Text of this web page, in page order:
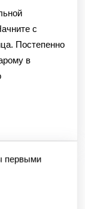
с
Постепенно
в
первыми